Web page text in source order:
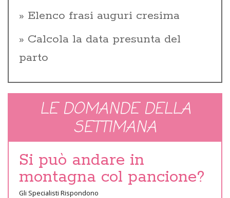
Elenco frasi auguri cresima
Calcola la data presunta del
parto
LE DOMANDE DELLA
SETTIMANA
Si può andare in
montagna col pancione?
Gli Specialisti Rispondono